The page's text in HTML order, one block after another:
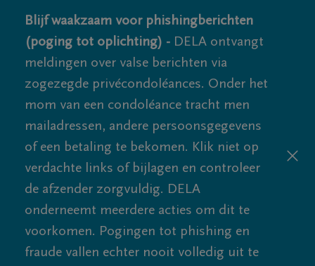
Blijf waakzaam voor phishingberichten
(poging tot oplichting) - DELA ontvangt
meldingen over valse berichten via
zogezegde privécondoléances. Onder het
mom van een condoléance tracht men
mailadressen, andere persoonsgegevens
of een betaling te bekomen. Klik niet op
verdachte links of bijlagen en controleer
de afzender zorgvuldig. DELA
onderneemt meerdere acties om dit te
voorkomen. Pogingen tot phishing en
fraude vallen echter nooit volledig uit te